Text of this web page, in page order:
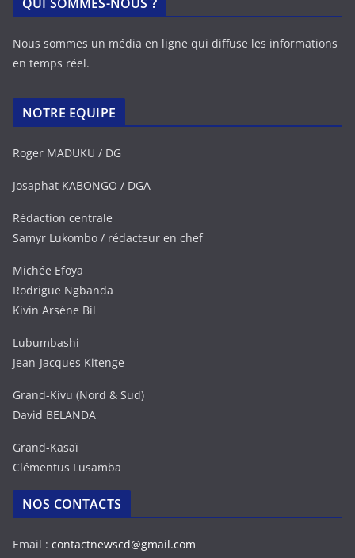
Nous sommes un média en ligne qui diffuse les informations
en temps réel.
NOTRE EQUIPE
Roger MADUKU / DG
Josaphat KABONGO / DGA
Rédaction centrale
Samyr Lukombo / rédacteur en chef
Michée Efoya
Rodrigue Ngbanda
Kivin Arsène Bil
Lubumbashi
Jean-Jacques Kitenge
Grand-Kivu (Nord & Sud)
David BELANDA
Grand-Kasaï
Clémentus Lusamba
NOS CONTACTS
Email : contactnewscd@gmail.com